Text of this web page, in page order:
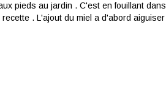
pieds au jardin . C'est en fouillant dans
. L'ajout du miel a d'abord aiguiser